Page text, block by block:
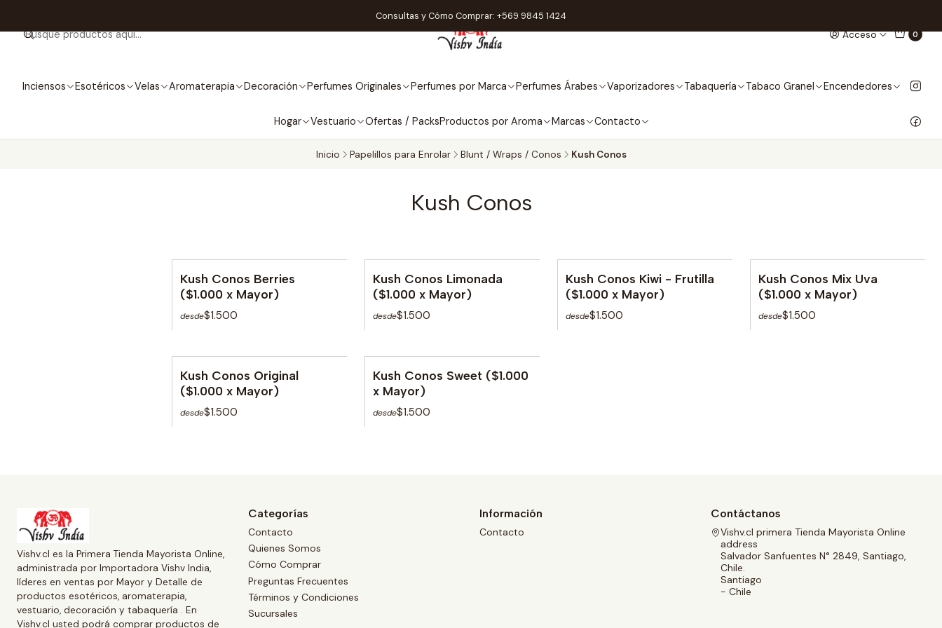
Acceso 0
Inciensos Esotéricos Velas Aromaterapia Decoración Perfumes Originales Perfumes por Marca Perfumes Árabes Vaporizadores Tabaquería Tabaco Granel Encendedores
Hogar Vestuario Ofertas / PacksProductos por Aroma Marcas Contacto
Consultas y Cómo Comprar: +569 9845 1424
Inicio Papelillos para Enrolar Blunt / Wraps / Conos Kush Conos
Kush Conos
Kush Conos Berries
($1.000 x Mayor)
desde$1.500
Kush Conos Limonada
($1.000 x Mayor)
desde$1.500
Kush Conos Kiwi - Frutilla
($1.000 x Mayor)
desde$1.500
Kush Conos Mix Uva
($1.000 x Mayor)
desde$1.500
Kush Conos Original
($1.000 x Mayor)
desde$1.500
Kush Conos Sweet ($1.000
x Mayor)
desde$1.500
Vishv.cl es la Primera Tienda Mayorista Online,
administrada por Importadora Vishv India,
líderes en ventas por Mayor y Detalle de
productos esotéricos, aromaterapia,
vestuario, decoración y tabaquería . En
Vishv.cl usted podrá comprar productos de
Categorías
Contacto
Quienes Somos
Cómo Comprar
Preguntas Frecuentes
Términos y Condiciones
Sucursales
Información
Contacto
Contáctanos
Vishv.cl primera Tienda Mayorista Online
address
Salvador Sanfuentes N° 2849, Santiago,
Chile.
Santiago
- Chile